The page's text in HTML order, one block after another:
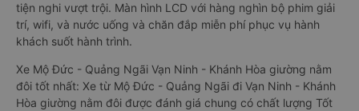
tiện nghi vượt trội. Màn hình LCD với hàng nghìn bộ phim giải
trí, wifi, và nước uống và chăn đắp miễn phí phục vụ hành
khách suốt hành trình.
Xe Mộ Đức - Quảng Ngãi Vạn Ninh - Khánh Hòa giường nằm
đôi tốt nhất: Xe từ Mộ Đức - Quảng Ngãi đi Vạn Ninh - Khánh
Hòa giường nằm đôi được đánh giá chung có chất lượng Tốt